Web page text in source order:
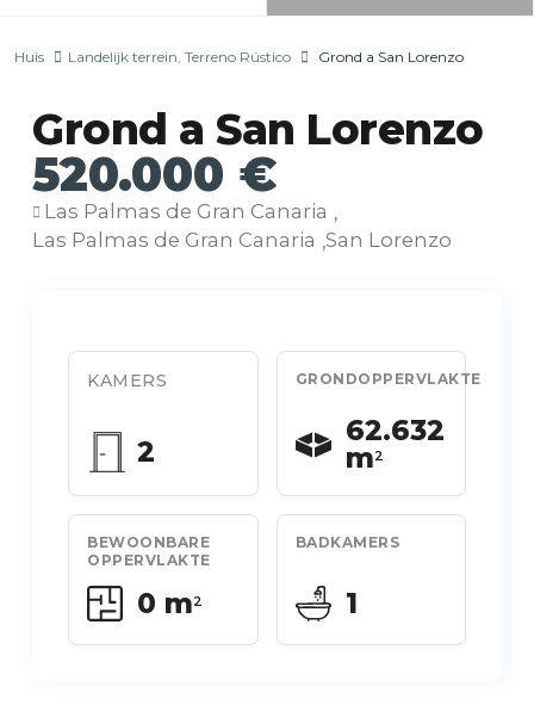
Huis Landelijk terrein, Terreno Rústico Grond a San Lorenzo
Grond a San Lorenzo
520.000 €
Las Palmas de Gran Canaria ,
Las Palmas de Gran Canaria ,San Lorenzo
KAMERS
2
GRONDOPPERVLAKTE
62.632
m2
BEWOONBARE
OPPERVLAKTE
0 m2
BADKAMERS
1